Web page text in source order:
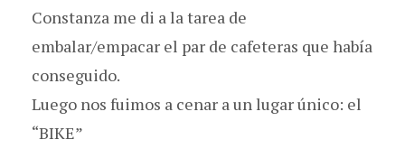
Constanza me di a la tarea de
embalar/empacar el par de cafeteras que había
conseguido.
Luego nos fuimos a cenar a un lugar único: el
“BIKE”